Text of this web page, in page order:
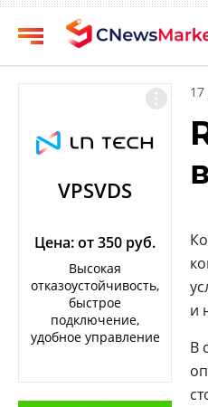
Публикации
обзоры
кабинет
проекте
Конференции
Техника
VPSVDS
Цена: от 350 руб.
Высокая
отказоустойчивость,
быстрое
подключение,
удобное управление
и
В